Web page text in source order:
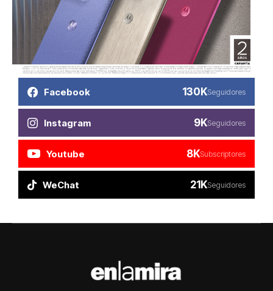
Facebook 130KSeguidores
Instagram 9KSeguidores
Youtube 8KSubscriptores
WeChat 21KSeguidores